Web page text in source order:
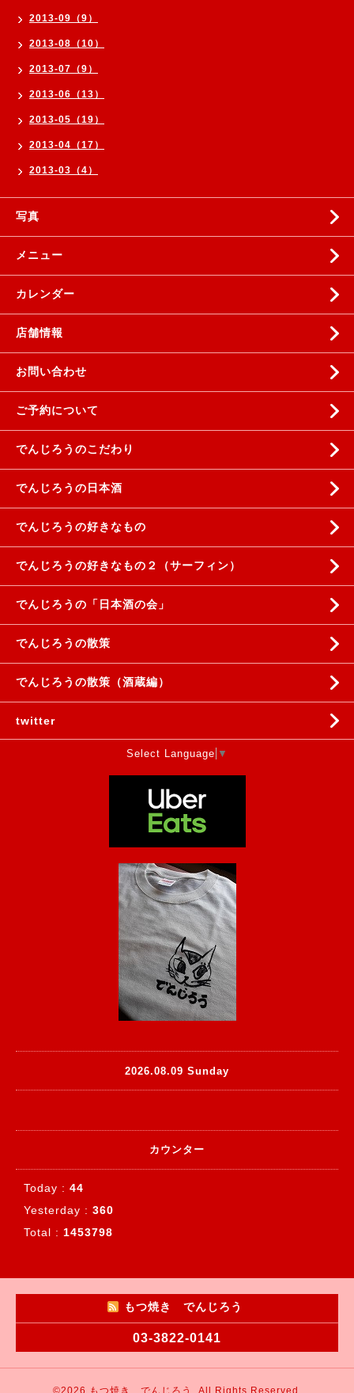
2013-09（9）
2013-08（10）
2013-07（9）
2013-06（13）
2013-05（19）
2013-04（17）
2013-03（4）
写真
メニュー
カレンダー
店舗情報
お問い合わせ
ご予約について
でんじろうのこだわり
でんじろうの日本酒
でんじろうの好きなもの
でんじろうの好きなもの２（サーフィン）
でんじろうの「日本酒の会」
でんじろうの散策
でんじろうの散策（酒蔵編）
twitter
Select Language ▼
2026.08.09 Sunday
カウンター
Today : 44
Yesterday : 360
Total : 1453798
もつ焼き でんじろう
03-3822-0141
©2026 もつ焼き でんじろう . All Rights Reserved.